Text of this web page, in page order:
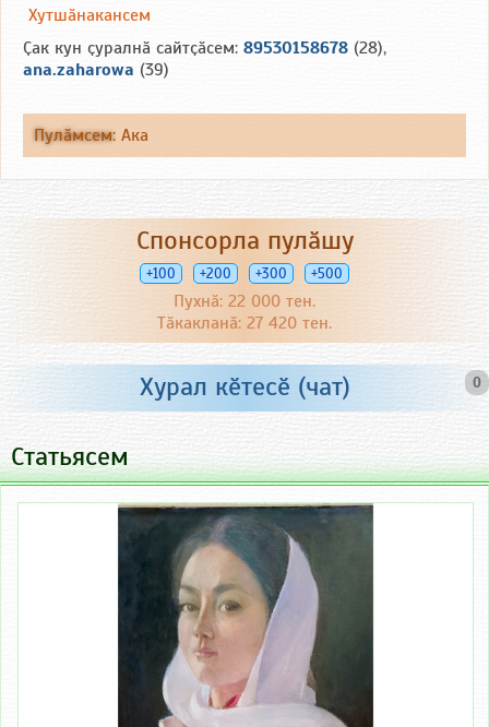
Хутшӑнакансем
Ҫак кун ҫуралнӑ сайтҫӑсем: 89530158678 (28),
ana.zaharowa (39)
Пулӑмсем: Ака
Спонсорла пулӑшу
+100 +200 +300 +500
Пухнӑ: 22 000 тен.
Тӑкакланӑ: 27 420 тен.
0
Хурал кӗтесӗ (чат)
Статьясем